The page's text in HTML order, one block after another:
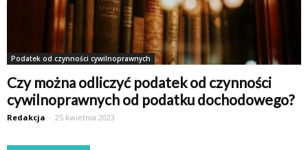
Podatek od czynności cywilnoprawnych
Czy można odliczyć podatek od czynności
cywilnoprawnych od podatku dochodowego?
Redakcja - 25 kwietnia 2023